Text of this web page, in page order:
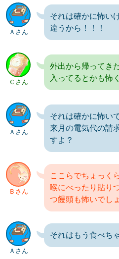
Ａさん
それは確かに怖い
違うから！！！
Ｃさん
外出から帰ってき
入ってるとかも怖
Ａさん
それは確かに怖い
来月の電気代の請
すよ？
Ｂさん
ここらでちょっく
喉にべったり貼り
つ饅頭も怖いでしょ
Ａさん
それはもう食べち